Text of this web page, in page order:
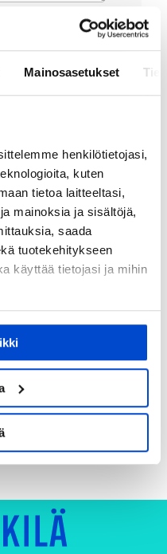
Mainosasetukset
henkilötietojasi,
kuten
tietoa laitteeltasi,
mainoksia ja sisältöjä,
saada
tuotekehitykseen
käyttää tietojasi ja mihin
seuraavia:
sijainnistasi,
tarkkuudella
sen
käsitellään ja miten
osiossa. Voit muuttaa
sisällön ja mainosten